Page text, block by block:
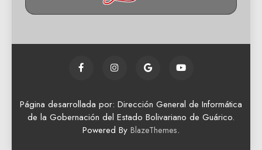
Página desarrollada por: Dirección General de Informática
de la Gobernación del Estado Bolivariano de Guárico.
Powered By BlazeThemes.